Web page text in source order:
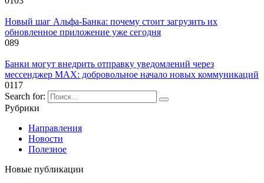
Новый шаг Альфа-Банка: почему стоит загрузить их
обновленное приложение уже сегодня
089
Банки могут внедрить отправку уведомлений через
мессенджер MAX: добровольное начало новых коммуникаций
0117
Search for:
Рубрики
Направления
Новости
Полезное
Новые публикации